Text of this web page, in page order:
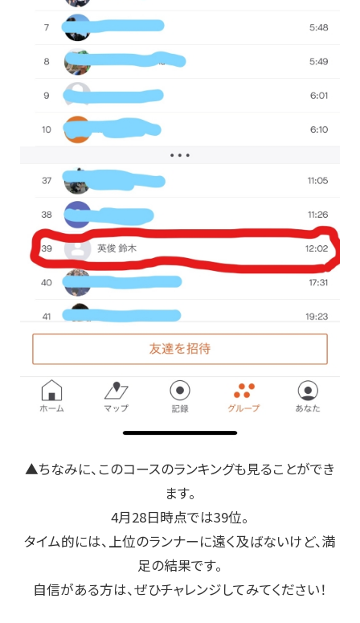
▲ちなみに、このコースのランキングも見ることができ
ます。
4月28日時点では39位。
タイム的には、上位のランナーに遠く及ばないけど、満
足の結果です。
自信がある方は、ぜひチャレンジしてみてください！